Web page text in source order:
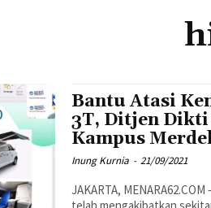
Bantu Atasi
3T, Ditjen
Kampus
Inung Kurnia - 21/09/2021
JAKARTA,